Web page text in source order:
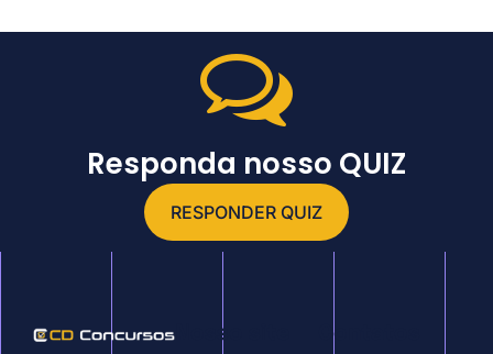
Responda nosso QUIZ
RESPONDER QUIZ
Nosso site
Contatos